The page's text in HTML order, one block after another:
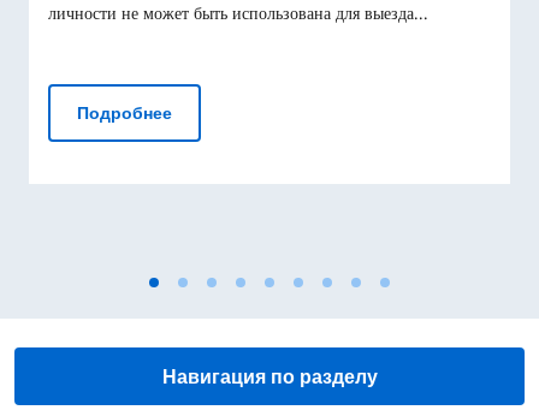
личности не может быть использована для выезда...
ПодробнееС 3 августа прекращается действие
Навигация по разделу